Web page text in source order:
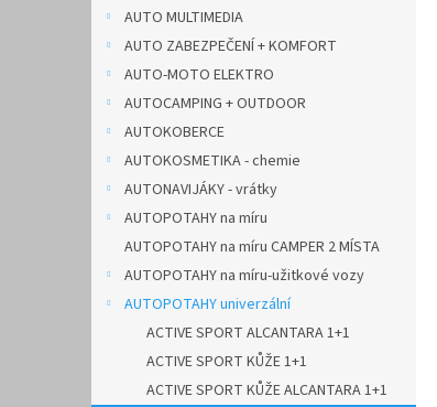
AUTO MULTIMEDIA
AUTO ZABEZPEČENÍ + KOMFORT
AUTO-MOTO ELEKTRO
AUTOCAMPING + OUTDOOR
AUTOKOBERCE
AUTOKOSMETIKA - chemie
AUTONAVIJÁKY - vrátky
AUTOPOTAHY na míru
AUTOPOTAHY na míru CAMPER 2 MÍSTA
AUTOPOTAHY na míru-užitkové vozy
AUTOPOTAHY univerzální
ACTIVE SPORT ALCANTARA 1+1
ACTIVE SPORT KŮŽE 1+1
ACTIVE SPORT KŮŽE ALCANTARA 1+1